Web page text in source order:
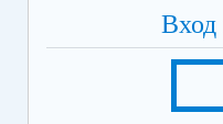
Вход